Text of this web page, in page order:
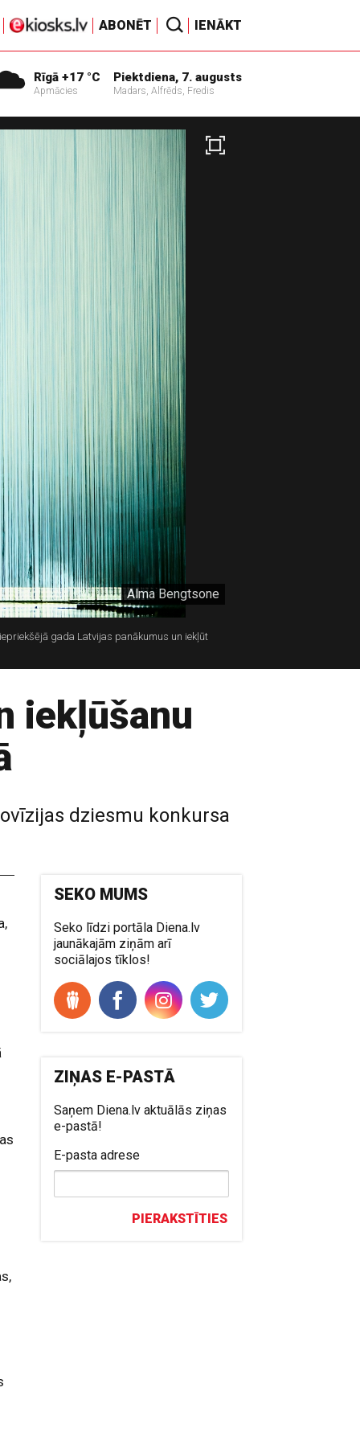
ABONĒT IENĀKT
Rīgā +17 °C
Apmācies
Piektdiena, 7. augusts
Madars, Alfrēds, Fredis
Alma Bengtsone
gada Latvijas panākumus un iekļūt
iekļūšanu
dziesmu konkursa
SEKO MUMS
Seko līdzi portāla Diena.lv
jaunākajām ziņām arī
sociālajos tīklos!
ZIŅAS E-PASTĀ
Saņem Diena.lv aktuālās ziņas
e-pastā!
E-pasta adrese
PIERAKSTĪTIES